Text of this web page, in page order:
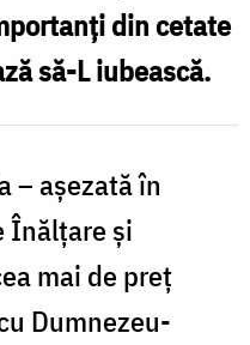
din cetate
să-L iubească.
– așezată în
Înălțare și
mai de preț
Dumnezeu-